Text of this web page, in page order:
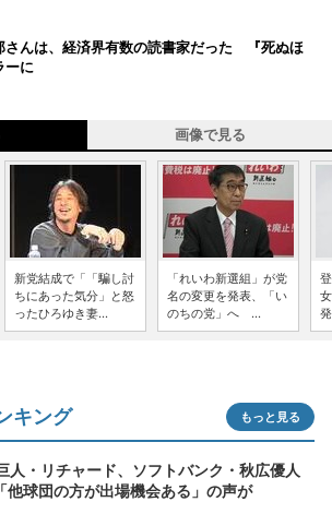
さんは、経済界有数の読書家だった 『死ぬほ
ーに
画像で見る
新党結成で「「騙し討
ちにあった気分」と怒
ったひろゆき妻...
「れいわ新選組」が党
名の変更を発表、「い
のちの党」へ ...
キング もっと見る
人・リチャード、ソフトバンク・秋広優人
他球団の方が出場機会ある」の声が